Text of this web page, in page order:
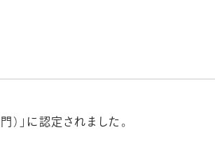
」に認定されました。